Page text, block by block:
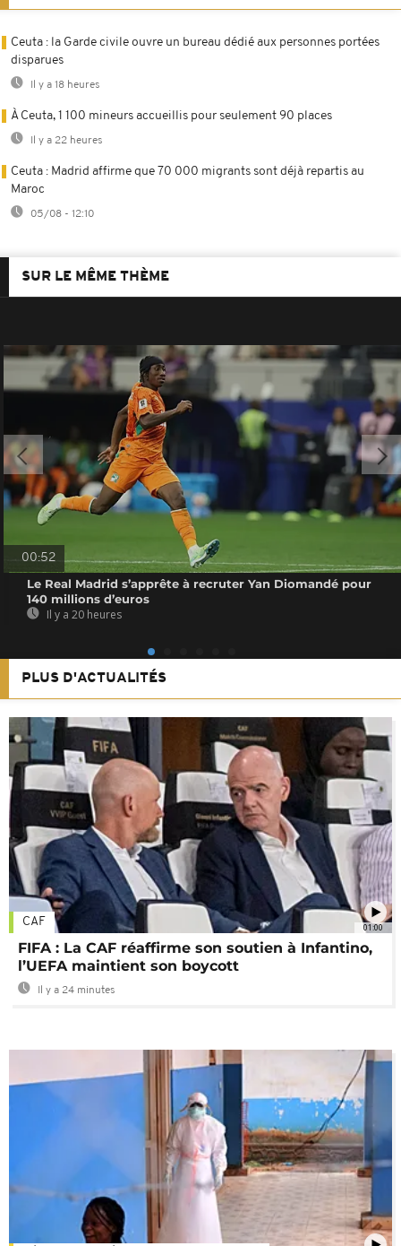
Ceuta : la Garde civile ouvre un bureau dédié aux personnes portées
disparues
Il y a 18 heures
À Ceuta, 1 100 mineurs accueillis pour seulement 90 places
Il y a 22 heures
Ceuta : Madrid affirme que 70 000 migrants sont déjà repartis au
Maroc
05/08 - 12:10
SUR LE MÊME THÈME
00:52
Le Real Madrid s’apprête à recruter Yan Diomandé pour
140 millions d’euros
Il y a 20 heures
PLUS D'ACTUALITÉS
01:00
CAF
FIFA : La CAF réaffirme son soutien à Infantino,
l’UEFA maintient son boycott
Il y a 24 minutes